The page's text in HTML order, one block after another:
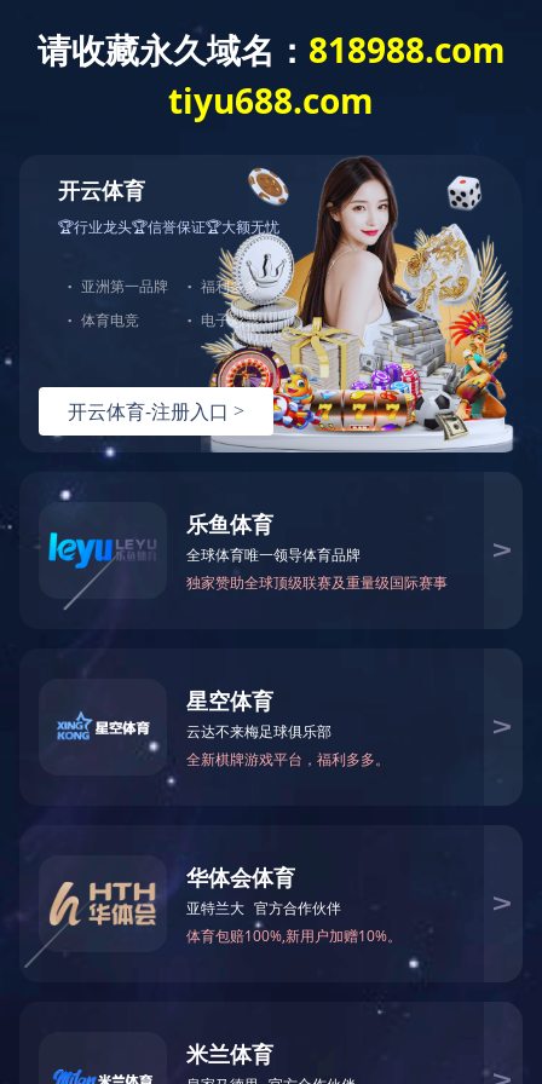
持续推动行业转型升级打造行业品牌
产品中心 新闻中心 成功案例 人才招聘
保鲜设备介绍：
家用冰箱实际上是一种小型的保鲜柜，不少人会习惯性的把东西都一股脑塞进冰
毒柜”，如果长期存放食品又不经常清洗，会滋生出许多细菌。另外，若储存不当
冰箱作为一种水果保鲜柜和蔬菜保鲜柜，保存食物的常用冷藏温度是4℃至8℃，在
但有些细菌却嗜冷，如耶尔森菌、李斯特氏菌等在这种温度下反而能迅速增长繁殖
疾病。而冰箱的冷冻箱里，温度一般在零下18℃左右，在这种温度下，一般细菌都
保鲜作用。但冷冻并不等于能完全杀菌，仍有些抗冻能力较强的细菌会存活下来。
有一点需要注意的是，即便冰箱有着比较强大的保鲜作用，但存放时间也不宜太
品种，有些三五天，有些则能放十来天。